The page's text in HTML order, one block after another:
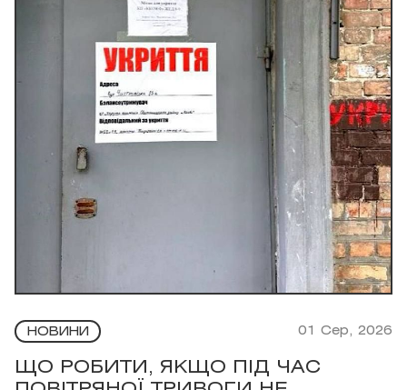
НОВИНИ 01 Сер, 2026
ЩО РОБИТИ, ЯКЩО ПІД ЧАС